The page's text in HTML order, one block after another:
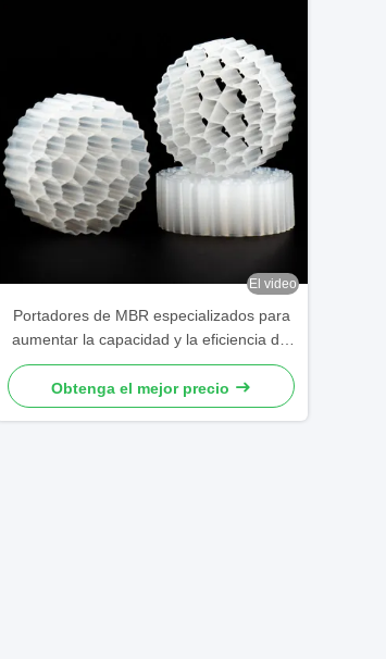
El video
Portadores de MBR especializados para
aumentar la capacidad y la eficiencia del
tratamiento biológico
Obtenga el mejor precio